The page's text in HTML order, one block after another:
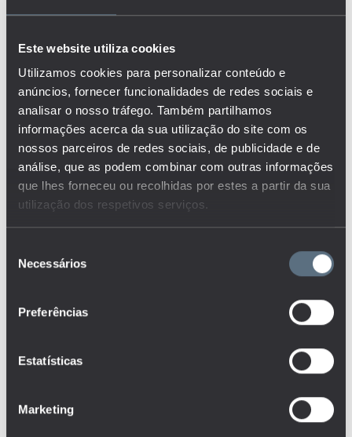
Este website utiliza cookies
Utilizamos cookies para personalizar conteúdo e
anúncios, fornecer funcionalidades de redes sociais e
analisar o nosso tráfego. Também partilhamos
informações acerca da sua utilização do site com os
nossos parceiros de redes sociais, de publicidade e de
análise, que as podem combinar com outras informações
que lhes forneceu ou recolhidas por estes a partir da sua
utilização dos respetivos serviços.
Necessários
Preferências
Estatísticas
Marketing
superior
Rácio de estudantes por docente no ensino superior